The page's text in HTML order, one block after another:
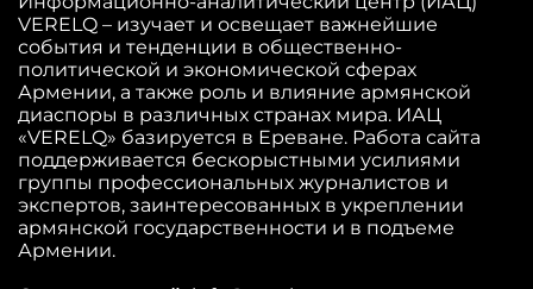
VERELQ – изучает и освещает важнейшие
события и тенденции в общественно-
политической и экономической сферах
Армении, а также роль и влияние армянской
диаспоры в различных странах мира. ИАЦ
«VERELQ» базируется в Ереване. Работа сайта
поддерживается бескорыстными усилиями
группы профессиональных журналистов и
экспертов, заинтересованных в укреплении
армянской государственности и в подъеме
Армении.